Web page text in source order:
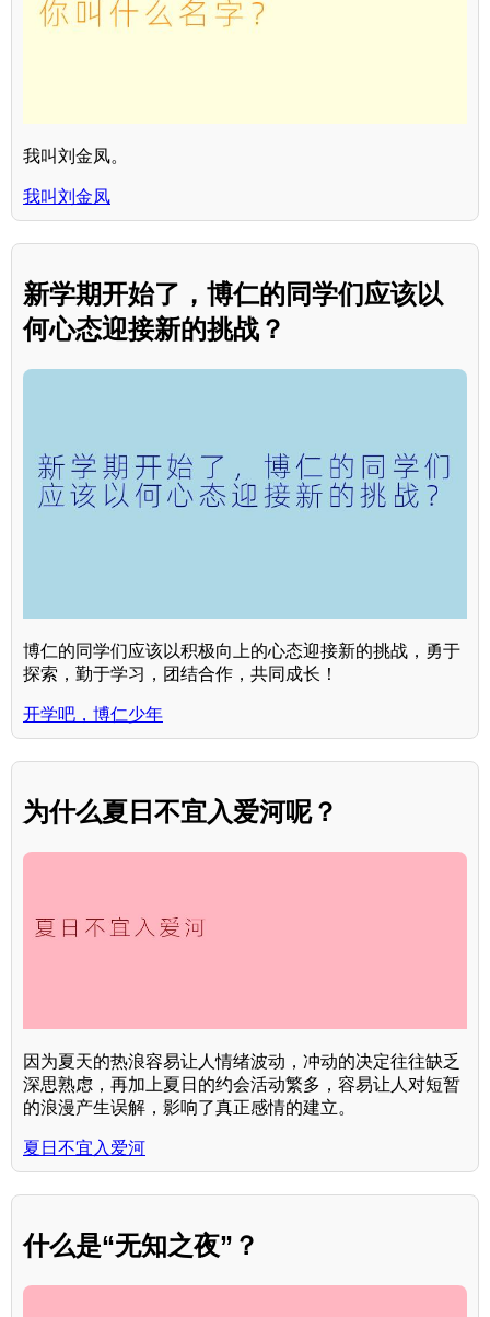
我叫刘金凤。
我叫刘金凤
新学期开始了，博仁的同学们应该以
何心态迎接新的挑战？
博仁的同学们应该以积极向上的心态迎接新的挑战，勇于
探索，勤于学习，团结合作，共同成长！
开学吧，博仁少年
为什么夏日不宜入爱河呢？
因为夏天的热浪容易让人情绪波动，冲动的决定往往缺乏
深思熟虑，再加上夏日的约会活动繁多，容易让人对短暂
的浪漫产生误解，影响了真正感情的建立。
夏日不宜入爱河
什么是“无知之夜”？